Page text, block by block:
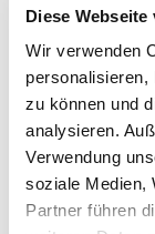
Diese
Wir verwenden
personalisieren,
zu können und
analysieren.
Verwendung
soziale Medien,
Partner führen
Beschreibung